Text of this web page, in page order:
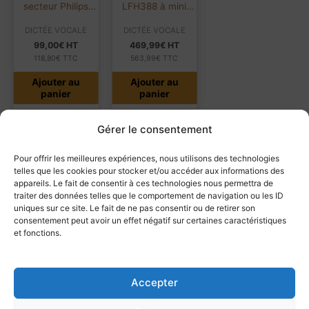
Gérer le consentement
Pour offrir les meilleures expériences, nous utilisons des technologies
telles que les cookies pour stocker et/ou accéder aux informations des
appareils. Le fait de consentir à ces technologies nous permettra de
traiter des données telles que le comportement de navigation ou les ID
uniques sur ce site. Le fait de ne pas consentir ou de retirer son
consentement peut avoir un effet négatif sur certaines caractéristiques
et fonctions.
Accepter
secteur Philips
LFH142 | Pour
Pocket Memo
DICTÉE VOCALE
99,00€ HT
118,80€ TTC
Ajouter au
panier
LFH388 à mini
cassette | Pocket
Memo
DICTÉE VOCALE
469,99€ HT
563,99€ TTC
Ajouter au
panier
Produits similaires
Philips SpeechOne
Ecouteurs Philips
EN RUPTURE
Olympus DS9000i